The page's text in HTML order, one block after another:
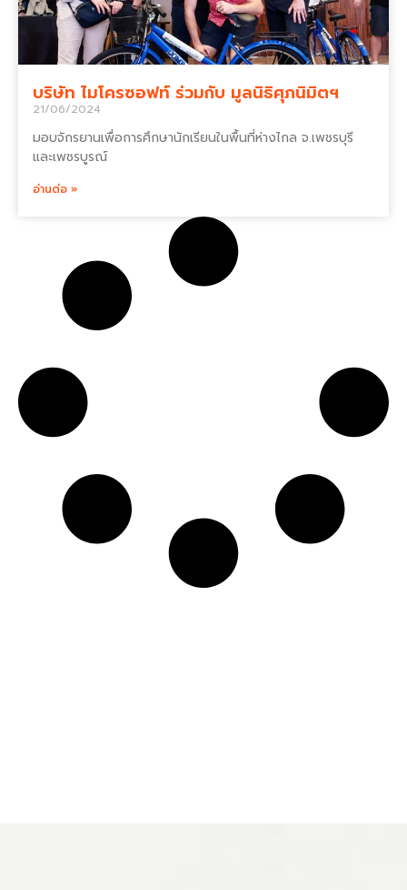
บริษัท ไมโครซอฟท์ ร่วมกับ มูลนิธิศุภนิมิตฯ
21/06/2024
มอบจักรยานเพื่อการศึกษานักเรียนในพื้นที่ห่างไกล จ.เพชรบุรี
และเพชรบูรณ์
อ่านต่อ »